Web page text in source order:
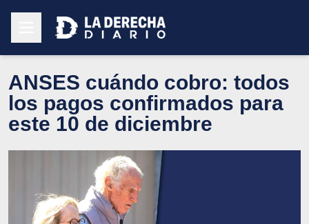
ANSES cuándo cobro: todos
los pagos confirmados para
este 10 de diciembre